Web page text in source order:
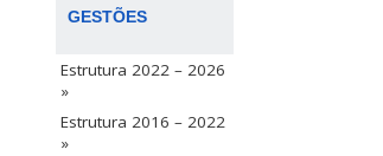
GESTÕES
Estrutura 2022 – 2026
»
Estrutura 2016 – 2022
»